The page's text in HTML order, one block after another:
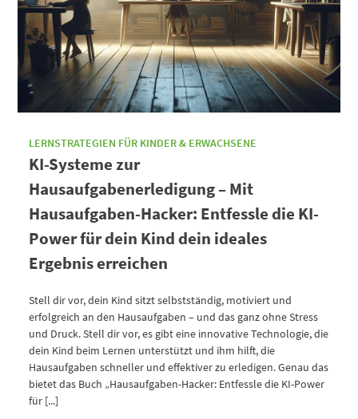
LERNSTRATEGIEN FÜR KINDER & ERWACHSENE
KI-Systeme zur
Hausaufgabenerledigung – Mit
Hausaufgaben-Hacker: Entfessle die KI-
Power für dein Kind dein ideales
Ergebnis erreichen
Stell dir vor, dein Kind sitzt selbstständig, motiviert und
erfolgreich an den Hausaufgaben – und das ganz ohne Stress
und Druck. Stell dir vor, es gibt eine innovative Technologie, die
dein Kind beim Lernen unterstützt und ihm hilft, die
Hausaufgaben schneller und effektiver zu erledigen. Genau das
bietet das Buch „Hausaufgaben-Hacker: Entfessle die KI-Power
für [...]